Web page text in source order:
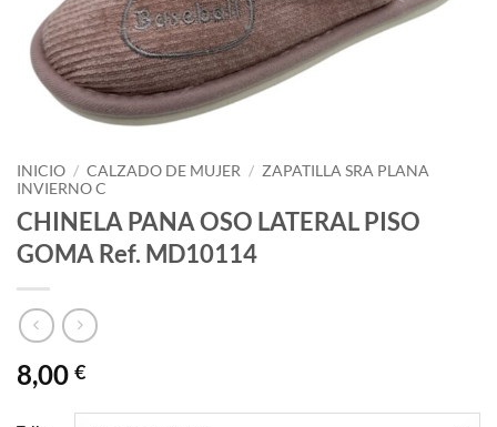
INICIO / CALZADO DE MUJER / ZAPATILLA SRA PLANA
INVIERNO C
CHINELA PANA OSO LATERAL PISO
GOMA Ref. MD10114
8,00 €